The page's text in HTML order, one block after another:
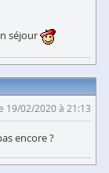
séjour
19/02/2020 à 21:13
encore ?